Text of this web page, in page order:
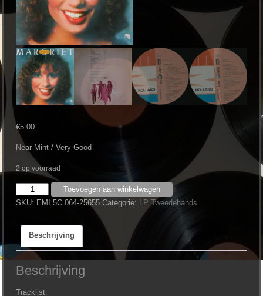
€5.00
Near Mint / Very Good
2 op voorraad
Lucifer
‎–
aantal
Toevoegen aan winkelwagen
SKU: EMI 5C 064-25655 Categorie: LP Tweedehands
Beschrijving
Beschrijving
Tracklist: